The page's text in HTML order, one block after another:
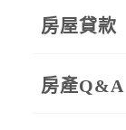
房屋貸款
房產Q&A